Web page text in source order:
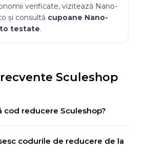
verificate, vizitează Nano-
și consultă cupoane Nano-
testate.
Sculeshop
cod reducere Sculeshop?
codurile de reducere de la